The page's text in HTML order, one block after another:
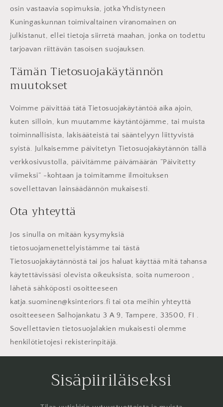
osin vastaavia sopimuksia, jotka Yhdistyneen
Kuningaskunnan toimivaltainen viranomainen on
julkistanut, ellei tietoja siirretä maahan, jonka on todettu
tarjoavan riittävän tasoisen suojauksen.
Tämän Tietosuojakäytännön
muutokset
Voimme päivittää tätä Tietosuojakäytäntöä aika ajoin,
kuten silloin, kun muutamme käytäntöjämme, tai muista
toiminnallisista, lakisääteistä tai sääntelyyn liittyvistä
syistä. Julkaisemme päivitetyn Tietosuojakäytännön tällä
verkkosivustolla, päivitämme päivämäärän ”Päivitetty
viimeksi” -kohtaan ja toimitamme ilmoituksen
sovellettavan lainsäädännön mukaisesti.
Ota yhteyttä
Jos sinulla on mitään kysymyksiä
tietosuojamenettelyistämme tai tästä
Tietosuojakäytännöstä tai jos haluat käyttää mitä tahansa
käytettävissäsi olevista oikeuksista, soita numeroon ,
lähetä sähköposti osoitteeseen
katja.suominen@ksinteriors.fi tai ota meihin yhteyttä
osoitteeseen Salhojankatu 3 A 9, Tampere, 33500, FI .
Sovellettavien tietosuojalakien mukaisesti olemme
henkilötietojesi rekisterinpitäjä.
Sisäpiiriläiseksi